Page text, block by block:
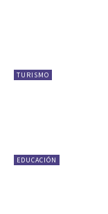
TURISMO
EDUCACIÓN